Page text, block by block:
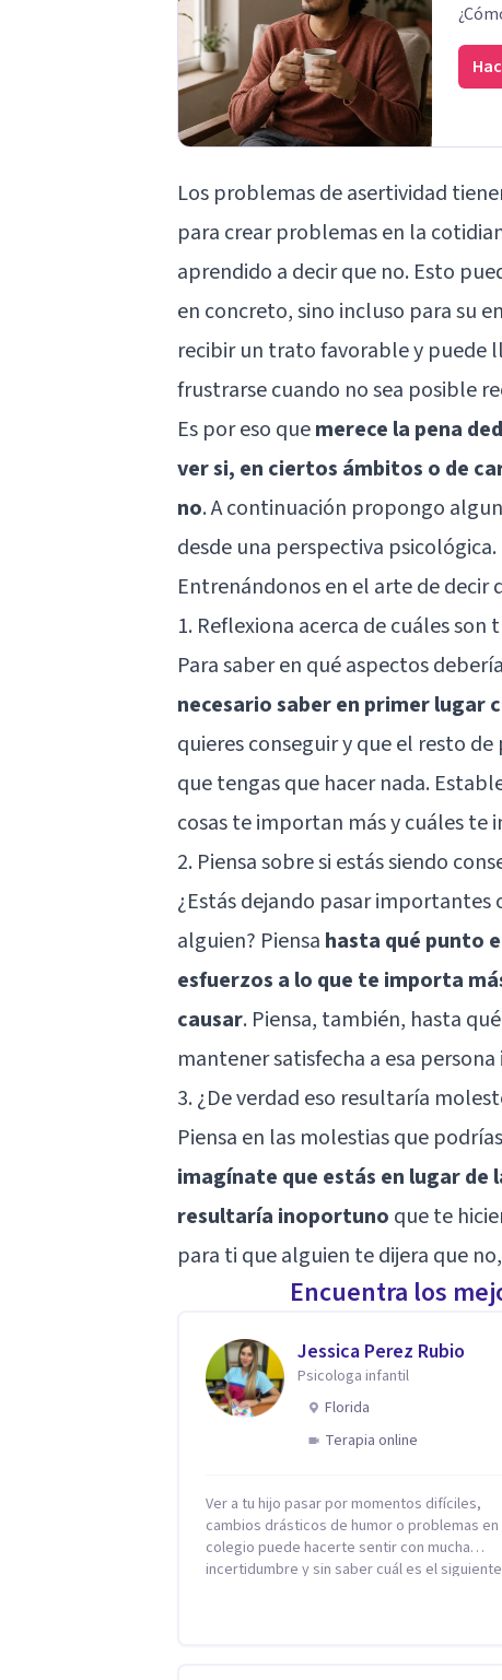
Los problemas de asertividad
para crear problemas en la
aprendido a decir que no. Esto
en concreto, sino incluso para su
recibir un trato favorable y puede
frustrarse cuando no sea posible
Es por eso quemerece la pena
ver si, en ciertos ámbitos o de
no. A continuación propongo
desde una perspectiva psicológica.
Entrenándonos en el arte de decir
1. Reflexiona acerca de cuáles son
Para saber en qué aspectos
necesario saber en primer lugar
quieres conseguir y que el resto
que tengas que hacer nada.
cosas te importan más y cuáles te
2. Piensa sobre si estás siendo
¿Estás dejando pasar
alguien? Piensa hasta qué punto
esfuerzos a lo que te importa
causar. Piensa, también, hasta
mantener satisfecha a esa
3. ¿De verdad eso resultaría
Piensa en las molestias que
imagínate que estás en lugar de
resultaría inoportuno que te
para ti que alguien te dijera que
Encuentra los
Jessica Perez Rubio
Psicologa infantil
Florida
Terapia online
Ver a tu hijo pasar por momentos difíciles,
cambios drásticos de humor o problemas
colegio puede hacerte sentir con mucha
incertidumbre y sin saber cuál es el siguiente